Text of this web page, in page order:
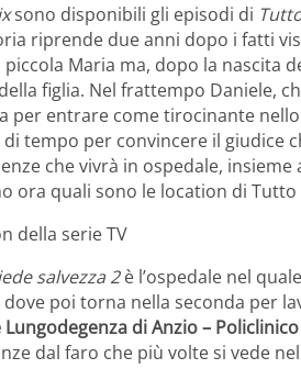
sono disponibili gli episodi di
riprende due anni dopo i fatti
Maria ma, dopo la nascita
figlia. Nel frattempo Daniele,
per entrare come tirocinante
tempo per convincere il giudice
che vivrà in ospedale,
ora quali sono le location di Tutto
della serie TV
salvezza 2è l’ospedale nel
poi torna nella seconda per
di Anzio –
dal faro che più volte si vede